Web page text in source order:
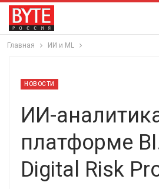
Главная ИИ и ML
НОВОСТИ
ИИ-
платформе
Digital Risk